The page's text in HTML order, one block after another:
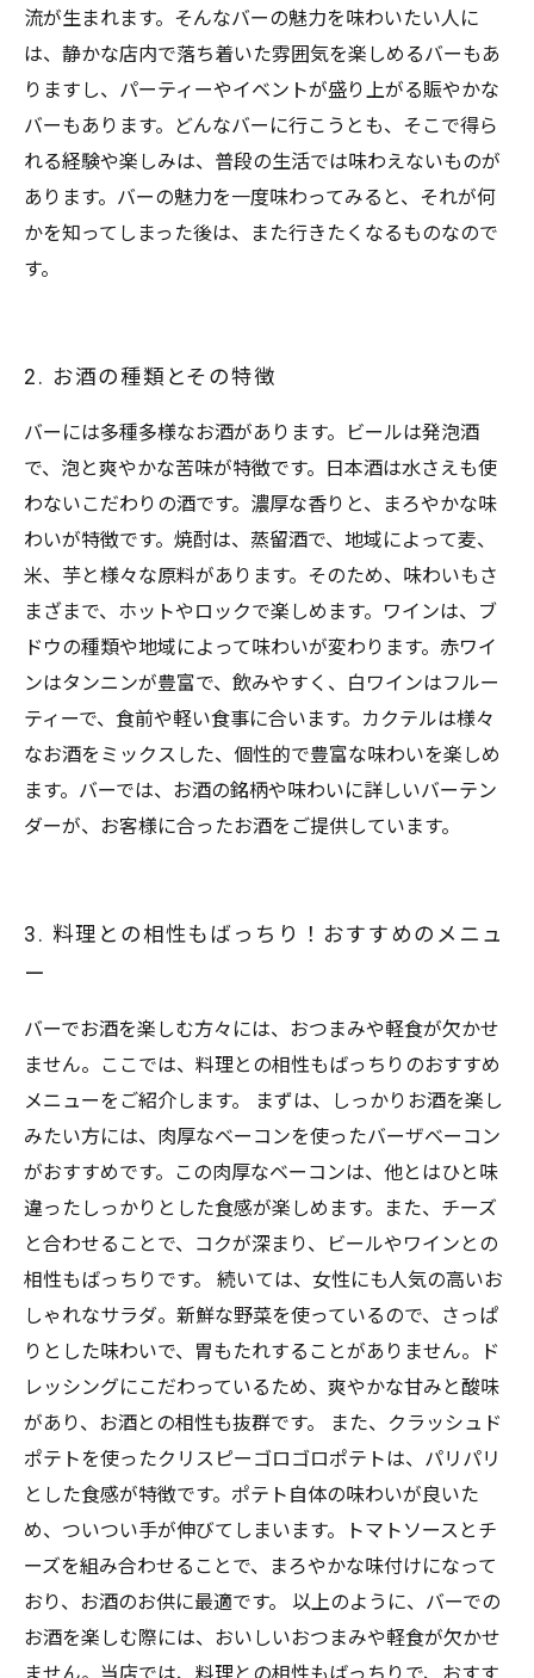
流が生まれます。そんなバーの魅力を味わいたい人に
は、静かな店内で落ち着いた雰囲気を楽しめるバーもあ
りますし、パーティーやイベントが盛り上がる賑やかな
バーもあります。どんなバーに行こうとも、そこで得ら
れる経験や楽しみは、普段の生活では味わえないものが
あります。バーの魅力を一度味わってみると、それが何
かを知ってしまった後は、また行きたくなるものなので
す。
2. お酒の種類とその特徴
バーには多種多様なお酒があります。ビールは発泡酒
で、泡と爽やかな苦味が特徴です。日本酒は水さえも使
わないこだわりの酒です。濃厚な香りと、まろやかな味
わいが特徴です。焼酎は、蒸留酒で、地域によって麦、
米、芋と様々な原料があります。そのため、味わいもさ
まざまで、ホットやロックで楽しめます。ワインは、ブ
ドウの種類や地域によって味わいが変わります。赤ワイ
ンはタンニンが豊富で、飲みやすく、白ワインはフルー
ティーで、食前や軽い食事に合います。カクテルは様々
なお酒をミックスした、個性的で豊富な味わいを楽しめ
ます。バーでは、お酒の銘柄や味わいに詳しいバーテン
ダーが、お客様に合ったお酒をご提供しています。
3. 料理との相性もばっちり！おすすめのメニュ
ー
バーでお酒を楽しむ方々には、おつまみや軽食が欠かせ
ません。ここでは、料理との相性もばっちりのおすすめ
メニューをご紹介します。 まずは、しっかりお酒を楽し
みたい方には、肉厚なベーコンを使ったバーザベーコン
がおすすめです。この肉厚なベーコンは、他とはひと味
違ったしっかりとした食感が楽しめます。また、チーズ
と合わせることで、コクが深まり、ビールやワインとの
相性もばっちりです。 続いては、女性にも人気の高いお
しゃれなサラダ。新鮮な野菜を使っているので、さっぱ
りとした味わいで、胃もたれすることがありません。ド
レッシングにこだわっているため、爽やかな甘みと酸味
があり、お酒との相性も抜群です。 また、クラッシュド
ポテトを使ったクリスピーゴロゴロポテトは、パリパリ
とした食感が特徴です。ポテト自体の味わいが良いた
め、ついつい手が伸びてしまいます。トマトソースとチ
ーズを組み合わせることで、まろやかな味付けになって
おり、お酒のお供に最適です。 以上のように、バーでの
お酒を楽しむ際には、おいしいおつまみや軽食が欠かせ